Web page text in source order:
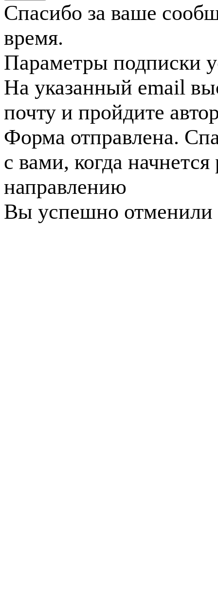
Спасибо за ваше
время.
Параметры подписки
На указанный email
почту и пройдите
Форма отправлена.
с вами, когда
направлению
Вы успешно отменили